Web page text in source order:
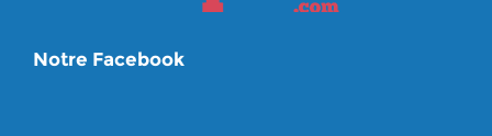
Notre Facebook